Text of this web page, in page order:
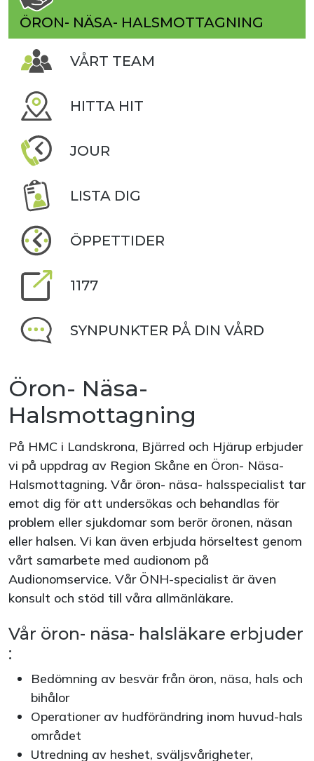
ÖRON- NÄSA- HALSMOTTAGNING
VÅRT TEAM
HITTA HIT
JOUR
LISTA DIG
ÖPPETTIDER
1177
SYNPUNKTER PÅ DIN VÅRD
Öron- Näsa-
Halsmottagning
På HMC i Landskrona, Bjärred och Hjärup erbjuder
vi på uppdrag av Region Skåne en Öron- Näsa-
Halsmottagning. Vår öron- näsa- halsspecialist tar
emot dig för att undersökas och behandlas för
problem eller sjukdomar som berör öronen, näsan
eller halsen. Vi kan även erbjuda hörseltest genom
vårt samarbete med audionom på
Audionomservice. Vår ÖNH-specialist är även
konsult och stöd till våra allmänläkare.
Vår öron- näsa- halsläkare erbjuder
:
Bedömning av besvär från öron, näsa, hals och
bihålor
Operationer av hudförändring inom huvud-hals
området
Utredning av heshet, sväljsvårigheter,